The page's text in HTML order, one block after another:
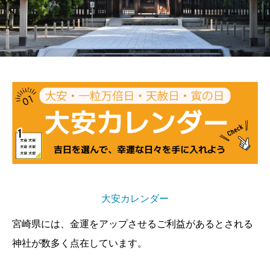
大安カレンダー
宮崎県には、金運をアップさせるご利益があるとされる
神社が数多く点在しています。